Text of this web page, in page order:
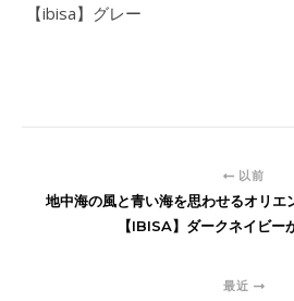
【ibisa】グレー
以前
地中海の風と青い海を思わせるオリエ
【IBISA】ダークネイビー
最近